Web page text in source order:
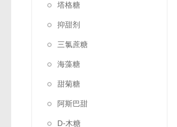
塔格糖
抑甜剂
三氯蔗糖
海藻糖
甜菊糖
阿斯巴甜
D-木糖